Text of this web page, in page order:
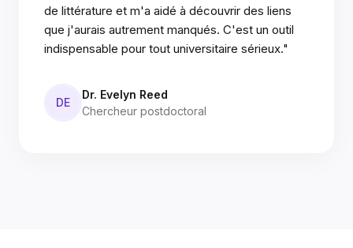
de littérature et m'a aidé à découvrir des liens
que j'aurais autrement manqués. C'est un outil
indispensable pour tout universitaire sérieux."
DE
Dr. Evelyn Reed
Chercheur postdoctoral